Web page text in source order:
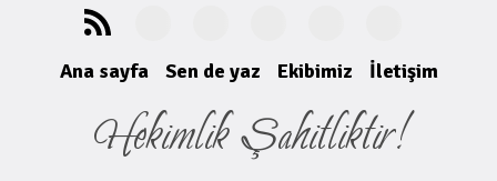
Ana sayfa Sen de yaz Ekibimiz İletişim
Hekimlik Şahitliktir!